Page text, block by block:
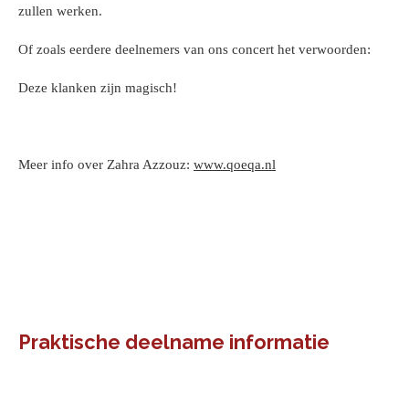
zullen werken.
Of zoals eerdere deelnemers van ons concert het verwoorden:
Deze klanken zijn magisch!
Meer info over Zahra Azzouz: www.qoeqa.nl
Praktische deelname informatie